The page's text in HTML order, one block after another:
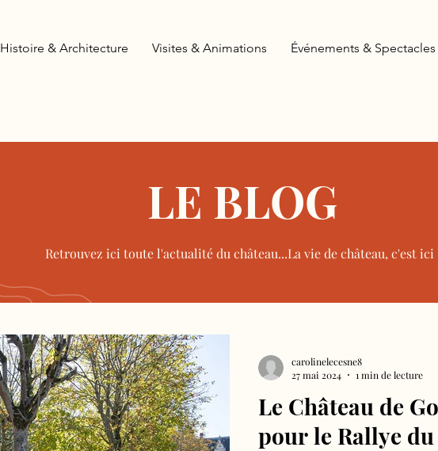
Histoire & Architecture Visites & Animations Événements & Spectacles
LE BLOG
Retrouvez ici toute l'actualité du château...La vie de château, c'est ici
Le Château de
pour le Rallye
carolinelecesne8
27 mai 2024
1 min de lecture